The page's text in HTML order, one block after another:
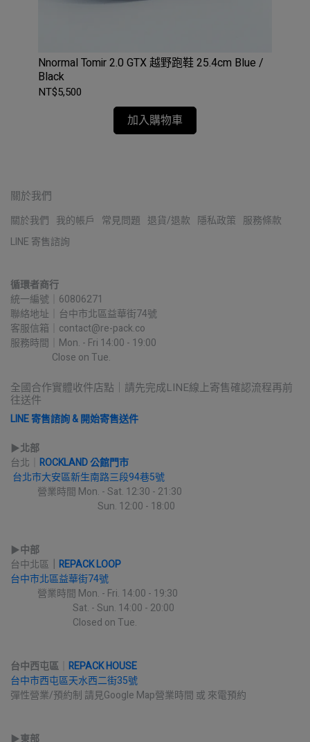
Nnormal Tomir 2.0 GTX 越野跑鞋 25.4cm Blue /
Black
NT$5,500
加入購物車
關於我們
關於我們 我的帳戶 常見問題 退貨/退款 隱私政策 服務條款
LINE 寄售諮詢
循環者商行
統一編號｜60806271
聯絡地址｜台中市北區益華街74號
客服信箱｜contact@re-pack.co
服務時間｜Mon. - Fri 14:00 - 19:00
Close on Tue.
全國合作實體收件店點｜請先完成LINE線上寄售確認流程再前
往送件
LINE 寄售諮詢 & 開始寄售送件
▶︎北部
台北｜ ROCKLAND 公館門市
台北市大安區新生南路三段94巷5號
營業時間 Mon. - Sat. 12:30 - 21:30
Sun. 12:00 - 18:00
▶︎中部
台中北區
REPACK LOOP
台中市北區益華街74號
營業時間 Mon. - Fri. 14:00 - 19:30
Sat. - Sun. 14:00 - 20:00
Closed on Tue.
台中西屯區
REPACK HOUSE
台中市西屯區天水西二街35號
彈性營業/預約制 請見Google Map營業時間 或 來電預約
▶︎東部